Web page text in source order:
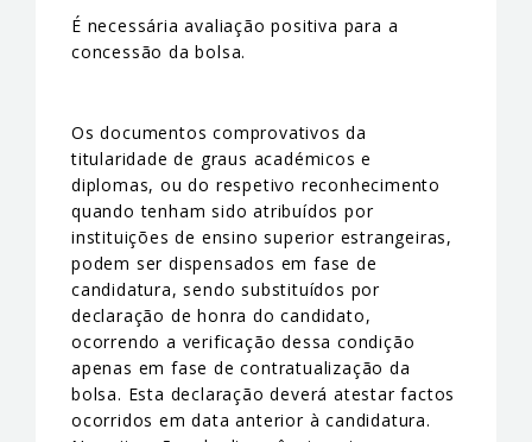
É necessária avaliação positiva para a
concessão da bolsa.
Os documentos comprovativos da
titularidade de graus académicos e
diplomas, ou do respetivo reconhecimento
quando tenham sido atribuídos por
instituições de ensino superior estrangeiras,
podem ser dispensados em fase de
candidatura, sendo substituídos por
declaração de honra do candidato,
ocorrendo a verificação dessa condição
apenas em fase de contratualização da
bolsa. Esta declaração deverá atestar factos
ocorridos em data anterior à candidatura.